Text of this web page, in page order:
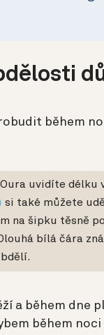
během
uvidíte délku
si také můžete
na šipku těsně
bílá čára
a během dne
během